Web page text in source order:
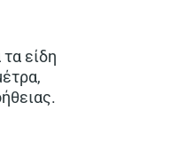
είδη